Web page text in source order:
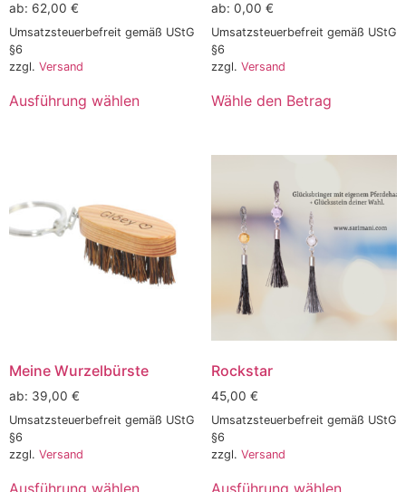
ab: 62,00 €
Umsatzsteuerbefreit gemäß UStG
§6
zzgl. Versand
Ausführung wählen
ab: 0,00 €
Umsatzsteuerbefreit gemäß UStG
§6
zzgl. Versand
Wähle den Betrag
Meine Wurzelbürste
ab: 39,00 €
Umsatzsteuerbefreit gemäß UStG
§6
zzgl. Versand
Rockstar
45,00 €
Umsatzsteuerbefreit gemäß UStG
§6
zzgl. Versand